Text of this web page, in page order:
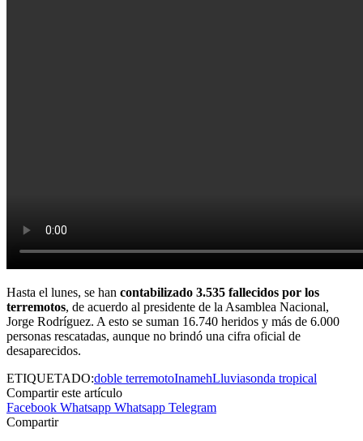
Hasta el lunes, se han contabilizado 3.535 fallecidos por los
terremotos, de acuerdo al presidente de la Asamblea Nacional,
Jorge Rodríguez. A esto se suman 16.740 heridos y más de 6.000
personas rescatadas, aunque no brindó una cifra oficial de
desaparecidos.
ETIQUETADO:doble terremotoInamehLluviasonda tropical
Compartir este artículo
Facebook Whatsapp Whatsapp Telegram
Compartir